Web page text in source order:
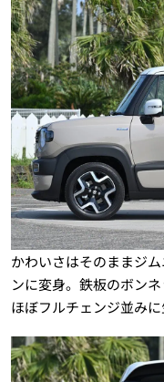
かわいさはそのままジ
ンに変身。鉄板のボン
ほぼフルチェンジ並みに